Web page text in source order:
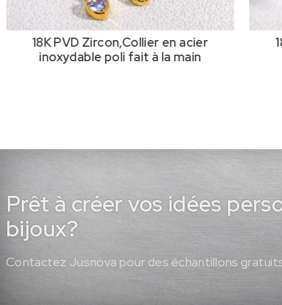
18K PVD Zircon,Collier en acier
inoxydable poli fait à la main
Prêt à créer vos idées
bijoux?
Contactez Jusnova pour des échantillons